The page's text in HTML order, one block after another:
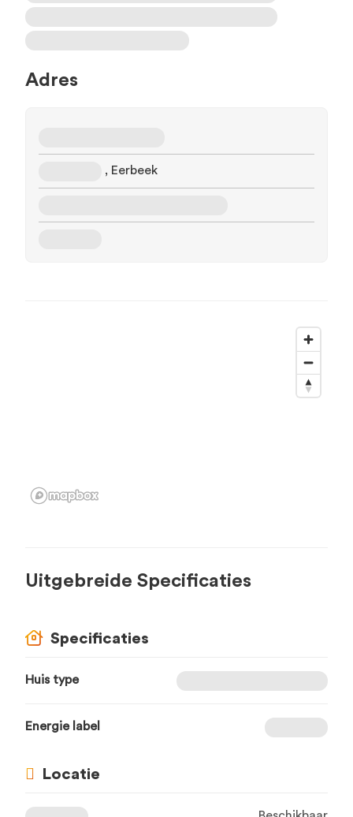
Adres
, Eerbeek
Uitgebreide Specificaties
Specificaties
Huis type
Energie label
Locatie